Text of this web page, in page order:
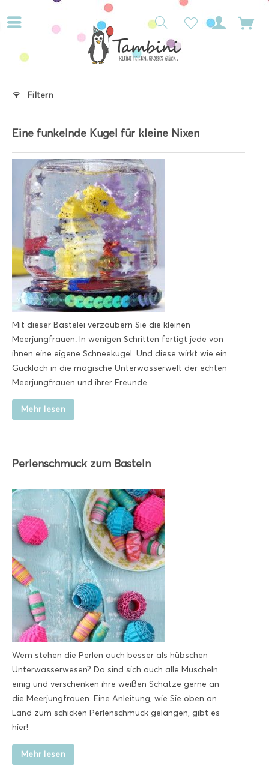
Filtern
Eine funkelnde Kugel für kleine Nixen
Mit dieser Bastelei verzaubern Sie die kleinen
Meerjungfrauen. In wenigen Schritten fertigt jede von
ihnen eine eigene Schneekugel. Und diese wirkt wie ein
Guckloch in die magische Unterwasserwelt der echten
Meerjungfrauen und ihrer Freunde.
Mehr lesen
Perlenschmuck zum Basteln
Wem stehen die Perlen auch besser als hübschen
Unterwasserwesen? Da sind sich auch alle Muscheln
einig und verschenken ihre weißen Schätze gerne an
die Meerjungfrauen. Eine Anleitung, wie Sie oben an
Land zum schicken Perlenschmuck gelangen, gibt es
hier!
Mehr lesen